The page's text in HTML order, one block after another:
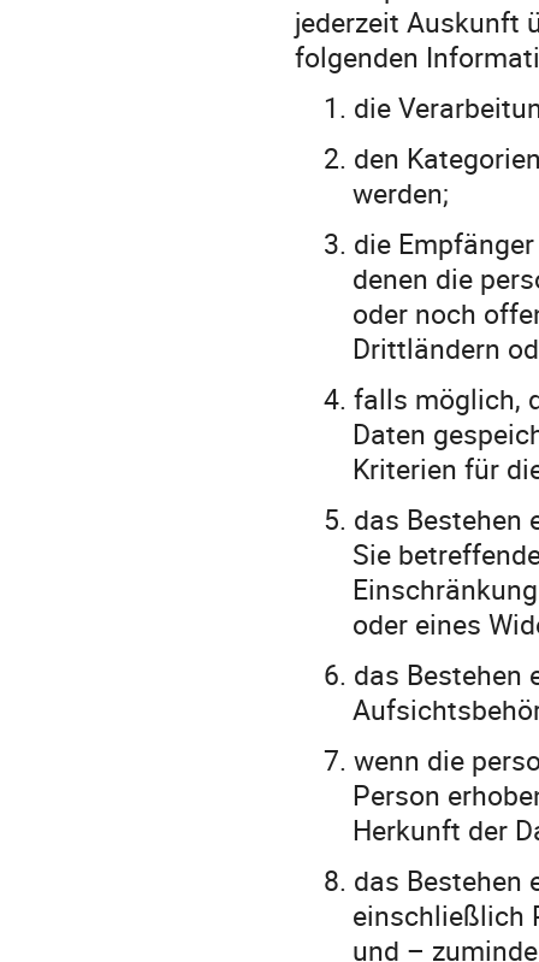
jederzeit Auskunft
folgenden
1. die
2. den
werden;
3. die
denen die
oder noch
Drittländern
4. falls möglich,
Daten
Kriterien für
5. das Bestehen
Sie
oder eines
6. das Bestehen
7. wenn die
Person
Herkunft der
8. das Bestehen
einschließlich
und –